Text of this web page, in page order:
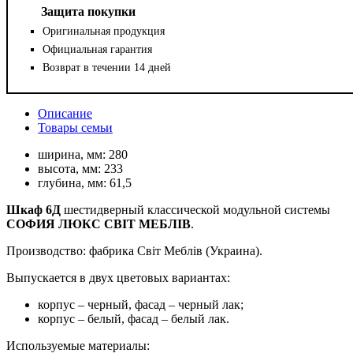
Защита покупки
Оригинальная продукция
Официальная гарантия
Возврат в течении 14 дней
Описание
Товары семьи
ширина, мм: 280
высота, мм: 233
глубина, мм: 61,5
Шкаф 6Д шестидверный классической модульной системы
СОФИЯ ЛЮКС СВІТ МЕБЛІВ.
Производство: фабрика Світ Меблів (Украина).
Выпускается в двух цветовых вариантах:
корпус – черный, фасад – черный лак;
корпус – белый, фасад – белый лак.
Используемые материалы: